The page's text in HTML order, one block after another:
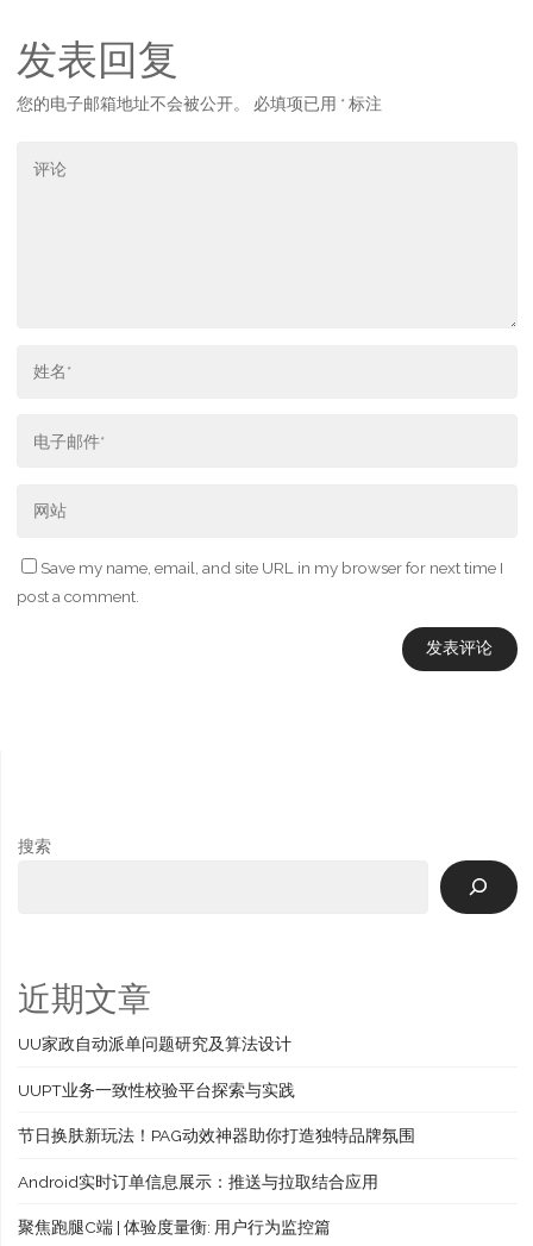
发表回复
您的电子邮箱地址不会被公开。 必填项已用 * 标注
Save my name, email, and site URL in my browser for next time I
post a comment.
搜索
近期文章
UU家政自动派单问题研究及算法设计
UUPT业务一致性校验平台探索与实践
节日换肤新玩法！PAG动效神器助你打造独特品牌氛围
Android实时订单信息展示：推送与拉取结合应用
聚焦跑腿C端 | 体验度量衡: 用户行为监控篇